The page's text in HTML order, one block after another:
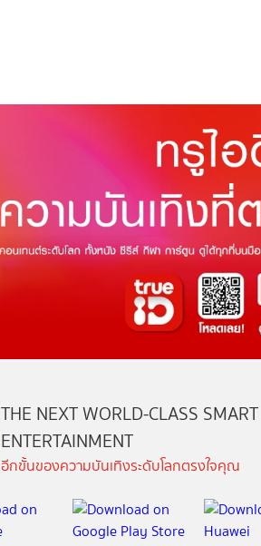
THE NEXT WORLD-CLASS SMART
ENTERTAINMENT
อีกขั้นของความบันเทิงระดับโลกตรงใจคุณ